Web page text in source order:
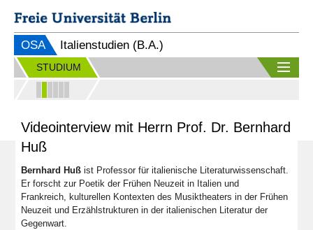
OSA Italienstudien (B.A.)
STUDIUM
Videointerview mit Herrn Prof. Dr. Bernhard
Huß
Bernhard Huß ist Professor für italienische Literaturwissenschaft.
Er forscht zur Poetik der Frühen Neuzeit in Italien und
Frankreich, kulturellen Kontexten des Musiktheaters in der Frühen
Neuzeit und Erzählstrukturen in der italienischen Literatur der
Gegenwart.